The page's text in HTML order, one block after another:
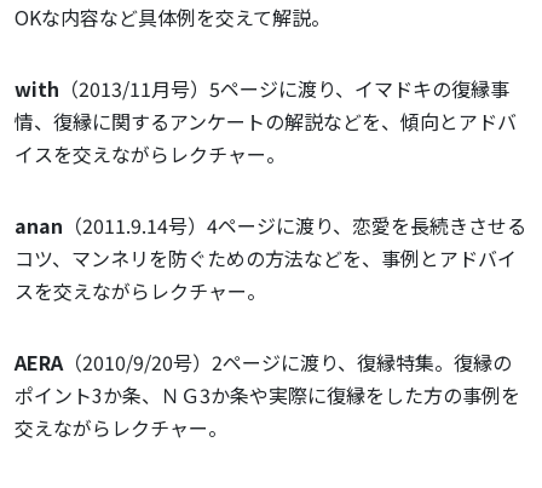
OKな内容など具体例を交えて解説。
with （2013/11月号）5ページに渡り、イマドキの復縁事
情、復縁に関するアンケートの解説などを、傾向とアドバ
イスを交えながらレクチャー。
anan （2011.9.14号）4ページに渡り、恋愛を長続きさせる
コツ、マンネリを防ぐための方法などを、事例とアドバイ
スを交えながらレクチャー。
AERA （2010/9/20号）2ページに渡り、復縁特集。復縁の
ポイント3か条、ＮＧ3か条や実際に復縁をした方の事例を
交えながらレクチャー。